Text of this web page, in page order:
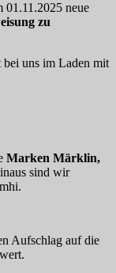
01.11.2025 neue
zu
uns im Laden mit
Marken Märklin,
sind wir
Aufschlag auf die